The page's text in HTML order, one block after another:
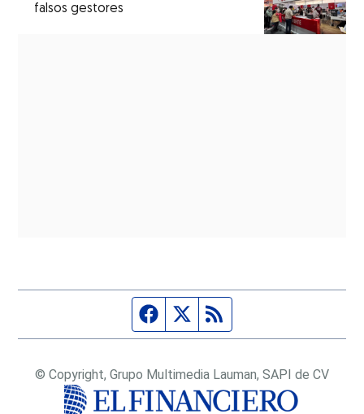
falsos gestores
Página de Facebook
Fuente Twitter
© Copyright, Grupo Multimedia Lauman, SAPI de CV